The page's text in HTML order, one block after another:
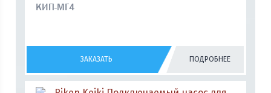
КИП-МГ4
ЗАКАЗАТЬ ПОДРОБНЕЕ